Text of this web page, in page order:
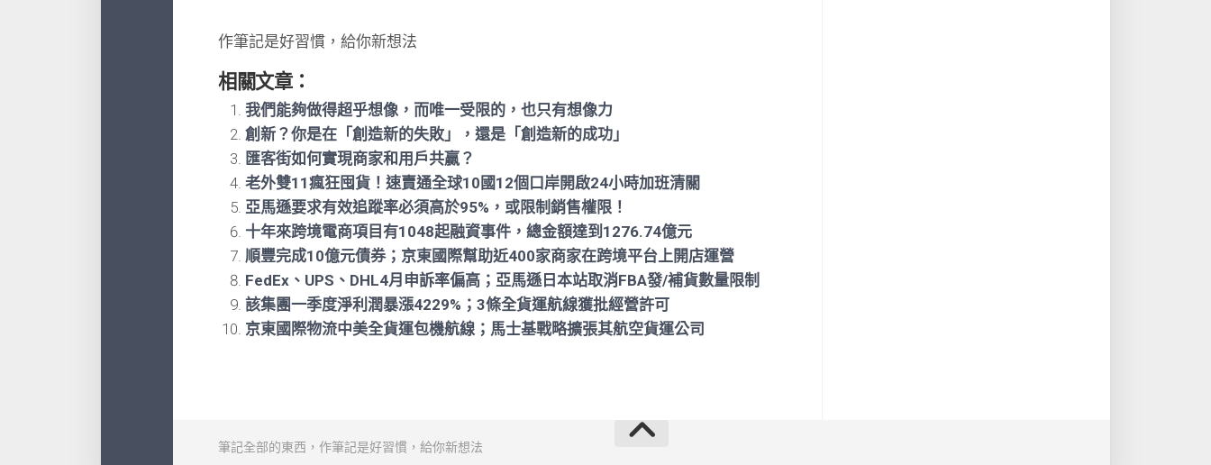
作筆記是好習慣，給你新想法
相關文章：
我們能夠做得超乎想像，而唯一受限的，也只有想像力
創新？你是在「創造新的失敗」，還是「創造新的成功」
匯客街如何實現商家和用戶共贏？
老外雙11瘋狂囤貨！速賣通全球10國12個口岸開啟24小時加班清關
亞馬遜要求有效追蹤率必須高於95%，或限制銷售權限！
十年來跨境電商項目有1048起融資事件，總金額達到1276.74億元
順豐完成10億元債券；京東國際幫助近400家商家在跨境平台上開店運營
FedEx、UPS、DHL4月申訴率偏高；亞馬遜日本站取消FBA發/補貨數量限制
該集團一季度淨利潤暴漲4229%；3條全貨運航線獲批經營許可
京東國際物流中美全貨運包機航線；馬士基戰略擴張其航空貨運公司
筆記全部的東西，作筆記是好習慣，給你新想法